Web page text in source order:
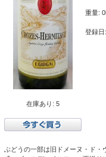
在庫あり: 5
重量:
登録
ぶどうの一部は旧ドメーヌ・ド・